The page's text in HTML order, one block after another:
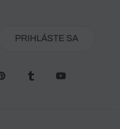
PRIHLÁSTE SA